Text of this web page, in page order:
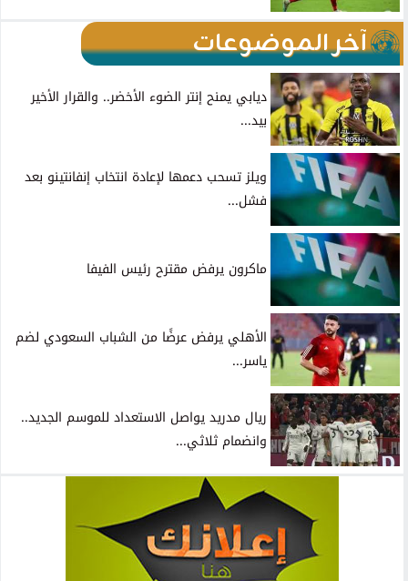
آخر الموضوعات
ديابي يمنح إنتر الضوء الأخضر.. والقرار الأخير
بيد...
ويلز تسحب دعمها لإعادة انتخاب إنفانتينو بعد
فشل...
ماكرون يرفض مقترح رئيس الفيفا
الأهلي يرفض عرضًا من الشباب السعودي لضم
ياسر...
ريال مدريد يواصل الاستعداد للموسم الجديد..
وانضمام ثلاثي...